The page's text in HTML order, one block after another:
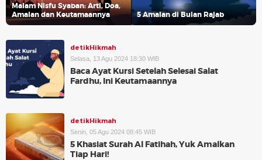
Malam Nisfu Syaban: Arti, Doa,
Amalan dan Keutamaannya
5 Amalan di Bulan Rajab
detikHikmah
Selasa, 13 Agu 2024 18:30 WIB
Baca Ayat Kursi Setelah Selesai Salat
Fardhu, Ini Keutamaannya
detikHikmah
Senin, 05 Agu 2024 08:45 WIB
5 Khasiat Surah Al Fatihah, Yuk Amalkan
Tiap Hari!